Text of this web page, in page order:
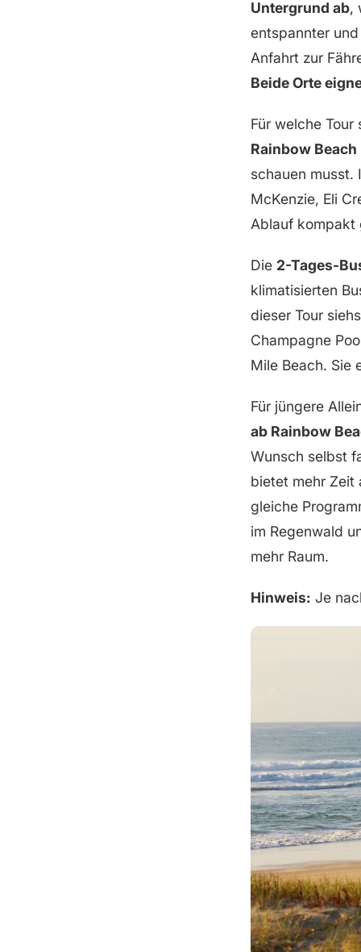
Untergrund ab,
entspannter
Anfahrt zur
Beide Orte
Für welche
Rainbow Beach
schauen musst.
McKenzie, Eli
Ablauf kompakt
Die 2-Tages-
klimatisierten
dieser Tour
Champagne
Mile Beach. Sie
Für jüngere
ab Rainbow
Wunsch selbst
bietet mehr Zeit
gleiche
im Regenwald
mehr Raum.
Hinweis: Je